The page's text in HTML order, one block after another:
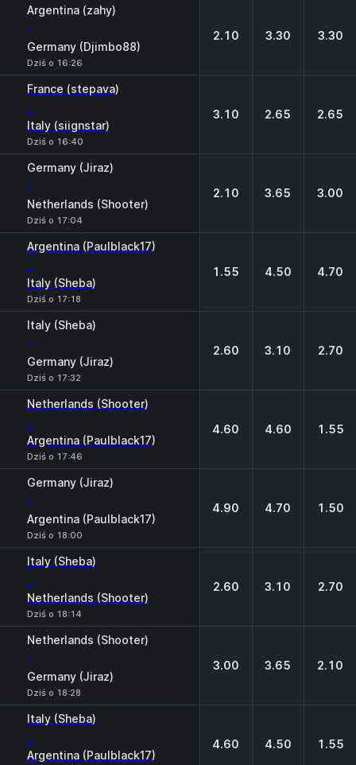
Argentina (zahy)
-
Germany (Djimbo88)
Dziś o 16:26
2.10 3.30 3.30
France (stepava)
-
Italy (siignstar)
Dziś o 16:40
3.10 2.65 2.65
Germany (Jiraz)
-
Netherlands (Shooter)
Dziś o 17:04
2.10 3.65 3.00
Argentina (Paulblack17)
-
Italy (Sheba)
Dziś o 17:18
1.55 4.50 4.70
Italy (Sheba)
-
Germany (Jiraz)
Dziś o 17:32
2.60 3.10 2.70
Netherlands (Shooter)
-
Argentina (Paulblack17)
Dziś o 17:46
4.60 4.60 1.55
Germany (Jiraz)
-
Argentina (Paulblack17)
Dziś o 18:00
4.90 4.70 1.50
Italy (Sheba)
-
Netherlands (Shooter)
Dziś o 18:14
2.60 3.10 2.70
Netherlands (Shooter)
-
Germany (Jiraz)
Dziś o 18:28
3.00 3.65 2.10
Italy (Sheba)
-
Argentina (Paulblack17)
4.60 4.50 1.55